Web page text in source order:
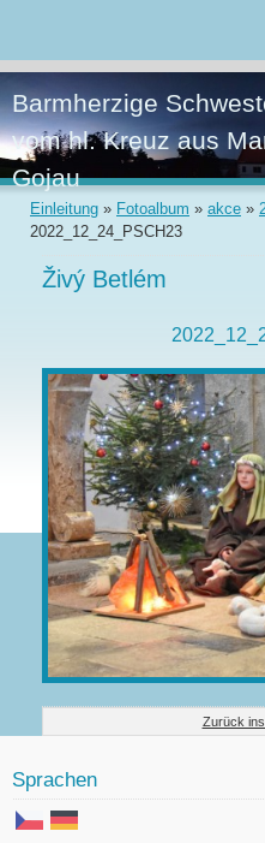
Barmherzige
vom hl. Kreuz aus
Gojau
Einleitung » Fotoalbum » akce »
2022_12_24_PSCH23
Živý Betlém
Zurück
Sprachen